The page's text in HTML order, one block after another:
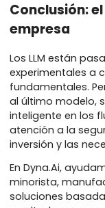
Gestión del
sistemas de
Generation o
documentos
respuestas
rastrear
Conclusión:
empresa